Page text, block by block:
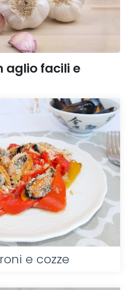
aglio facili e
e cozze